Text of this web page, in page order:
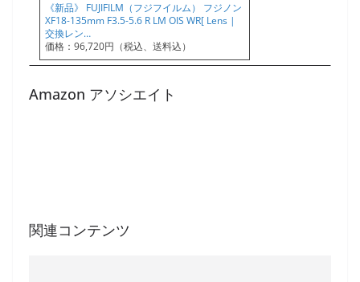
《新品》 FUJIFILM（フジフイルム） フジノン
XF18-135mm F3.5-5.6 R LM OIS WR[ Lens |
交換レン…
価格：96,720円（税込、送料込）
Amazon アソシエイト
関連コンテンツ